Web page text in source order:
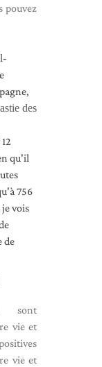
pouvez
des
qu'il
756
vois
de
sont
vie et
vie et